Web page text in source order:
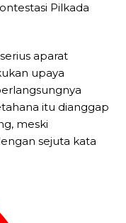
Pilkada
aparat
upaya
itu dianggap
meski
sejuta kata